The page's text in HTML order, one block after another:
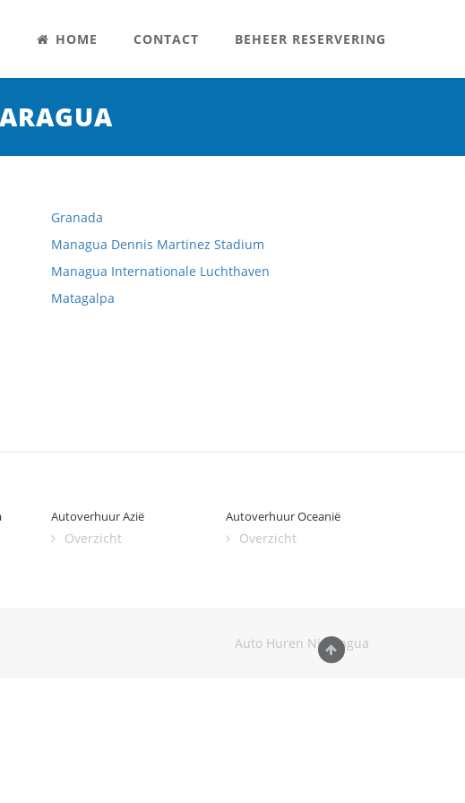
HOME CONTACT BEHEER RESERVERING
Granada
Managua Dennis Martinez Stadium
Managua Internationale Luchthaven
Matagalpa
Autoverhuur Azië
Overzicht
Autoverhuur Oceanië
Overzicht
Auto Huren Nicaragua